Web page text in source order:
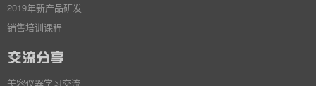
2019年新产品研发
销售培训课程
美容仪器学习交流